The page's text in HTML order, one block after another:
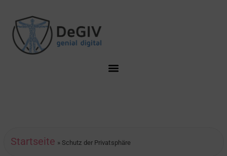
Startseite » Schutz der Privatsphäre